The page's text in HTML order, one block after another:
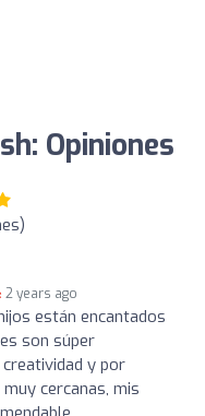
Opiniones
2 years ago
están encantados
son súper
y por
cercanas, mis